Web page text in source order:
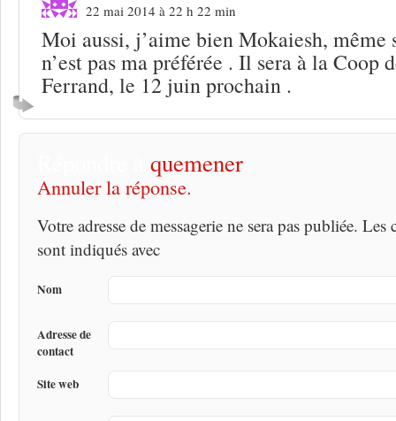
22 mai 2014 à 22 h 22 min
Moi aussi, j’aime bien Mokaiesh, même
n’est pas ma préférée . Il sera à la Coop
Ferrand, le 12 juin prochain .
quemener
Annuler la réponse.
Votre adresse de messagerie ne sera pas publiée.
sont indiqués avec
Nom
Adresse de
contact
Site web